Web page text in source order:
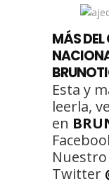
MÁS
Esta y
leerla,
en
Nuestro
Twitter